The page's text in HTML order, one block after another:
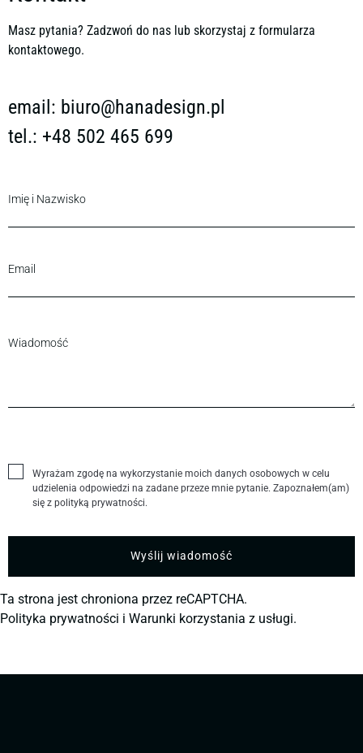
Masz pytania? Zadzwoń do nas lub skorzystaj z formularza
kontaktowego.
email: biuro@hanadesign.pl
tel.: +48 502 465 699
Wyrażam zgodę na wykorzystanie moich danych osobowych w celu
udzielenia odpowiedzi na zadane przeze mnie pytanie. Zapoznałem(am)
się z polityką prywatności.
Ta strona jest chroniona przez reCAPTCHA.
Polityka prywatności i Warunki korzystania z usługi.